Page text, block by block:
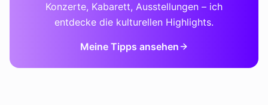
Konzerte, Kabarett, Ausstellungen – ich
entdecke die kulturellen Highlights.
Meine Tipps ansehen